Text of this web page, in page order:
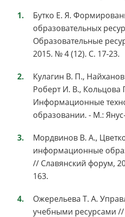
Бутко Е. Я.
образовательных
Образовательные
2015. № 4 (12). С. 17-23.
Кулагин В. П.,
Роберт И. В., Кольцова
Информационные
образовании. - М.:
Мордвинов В. А.,
информационные
// Славянский форум,
163.
Ожерельева Т. А.
учебными ресурсами